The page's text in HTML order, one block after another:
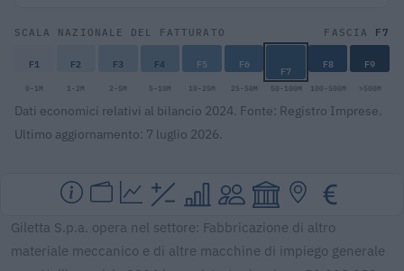
SCALA NAZIONALE DEL FATTURATO FASCIA F7
F1 F2 F3 F4 F5 F6 F7 F8 F9
0-1M 1-2M 2-5M 5-10M 10-25M 25-50M 50-100M 100-500M >500M
Dati economici relativi al bilancio 2024. Fonte: Registro Imprese.
Ultimo aggiornamento: 7 luglio 2026.
Giletta S.p.a. opera nel settore: Fabbricazione di altro
materiale meccanico e di altre macchine di impiego generale